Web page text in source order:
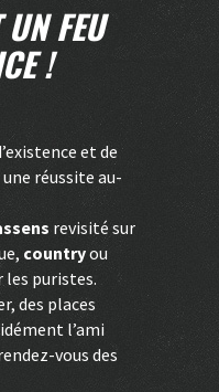
FEU
!
et de
réussite au-
revisité sur
countryou
les puristes.
des places
l’ami
vous des